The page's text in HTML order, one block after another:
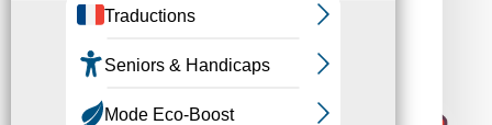
Mon consentement
Mentions légales